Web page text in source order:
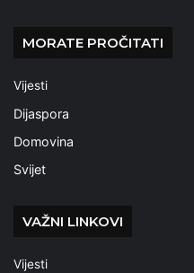
MORATE PROČITATI
Vijesti
Dijaspora
Domovina
Svijet
VAŽNI LINKOVI
Vijesti